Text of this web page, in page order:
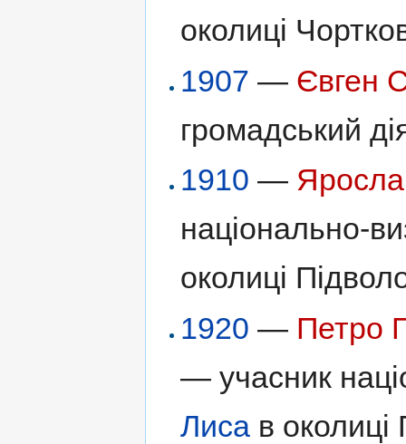
околиці
1907 — Євген
громадський
1910 —
національно-
околиці
1920 — Петро
— учасник
Лиса в околиці